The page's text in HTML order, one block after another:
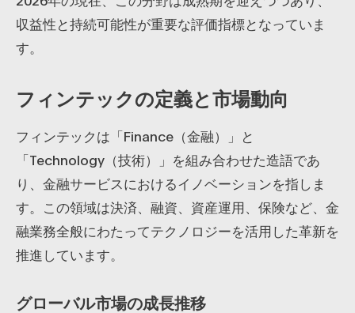
収益性と持続可能性が重要な評価指標となっていま
す。
フィンテックの定義と市場動向
フィンテックは「Finance（金融）」と
「Technology（技術）」を組み合わせた造語であ
り、金融サービスにおけるイノベーションを指しま
す。この領域は決済、融資、資産運用、保険など、金
融業務全般にわたってテクノロジーを活用した革新を
推進しています。
グローバル市場の成長推移